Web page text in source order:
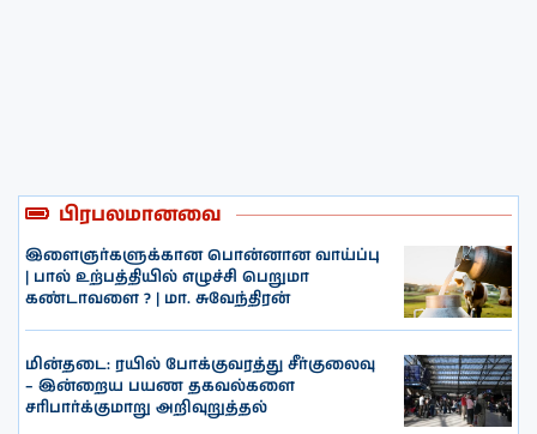
பிரபலமானவை
இளைஞர்களுக்கான பொன்னான வாய்ப்பு
| பால் உற்பத்தியில் எழுச்சி பெறுமா
கண்டாவளை ? | மா. சுவேந்திரன்
மின்தடை: ரயில் போக்குவரத்து சீர்குலைவு
– இன்றைய பயண தகவல்களை
சரிபார்க்குமாறு அறிவுறுத்தல்